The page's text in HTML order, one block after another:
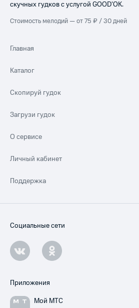
скучных гудков с услугой GOOD’OK.
Стоимость мелодий — от 75 ₽ / 30 дней
Главная
Каталог
Скопируй гудок
Загрузи гудок
О сервисе
Личный кабинет
Поддержка
Социальные сети
Приложения
Мой МТС